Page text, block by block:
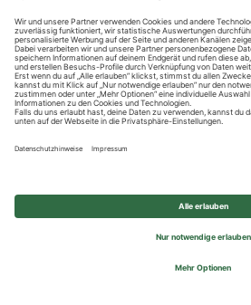
Impressum
Privatsphäre-
© 2026 REWE Group - All